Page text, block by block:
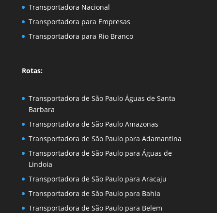
Transportadora Nacional
Transportadora para Empresas
Transportadora para Rio Branco
Rotas:
Transportadora de São Paulo Águas de Santa
Barbara
Transportadora de São Paulo Amazonas
Transportadora de São Paulo para Adamantina
Transportadora de São Paulo para Águas de
Lindoia
Transportadora de São Paulo para Aracaju
Transportadora de São Paulo para Bahia
Transportadora de São Paulo para Belem